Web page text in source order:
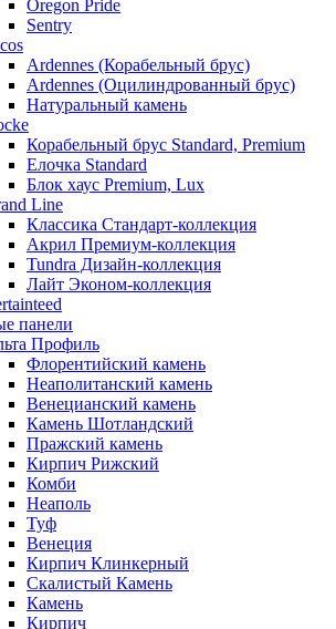
Oregon Pride
Sentry
Ardennes (Корабельный брус)
Ardennes (Оцилиндрованный брус)
Натуральный камень
Корабельный брус Standard, Premium
Елочка Standard
Блок хаус Premium, Lux
Line
Классика Стандарт-коллекция
Акрил Премиум-коллекция
Tundra Дизайн-коллекция
Лайт Эконом-коллекция
панели
Профиль
Флорентийский камень
Неаполитанский камень
Венецианский камень
Камень Шотландский
Пражский камень
Кирпич Рижский
Комби
Неаполь
Туф
Венеция
Кирпич Клинкерный
Скалистый Камень
Камень
Кирпич